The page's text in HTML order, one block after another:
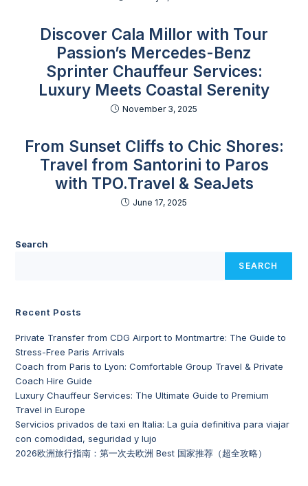
Discover Cala Millor with Tour
Passion’s Mercedes-Benz
Sprinter Chauffeur Services:
Luxury Meets Coastal Serenity
November 3, 2025
From Sunset Cliffs to Chic Shores:
Travel from Santorini to Paros
with TPO.Travel & SeaJets
June 17, 2025
Search
SEARCH
Recent Posts
Private Transfer from CDG Airport to Montmartre: The Guide to
Stress-Free Paris Arrivals
Coach from Paris to Lyon: Comfortable Group Travel & Private
Coach Hire Guide
Luxury Chauffeur Services: The Ultimate Guide to Premium
Travel in Europe
Servicios privados de taxi en Italia: La guía definitiva para viajar
con comodidad, seguridad y lujo
2026欧洲旅行指南：第一次去欧洲 Best 国家推荐（超全攻略）